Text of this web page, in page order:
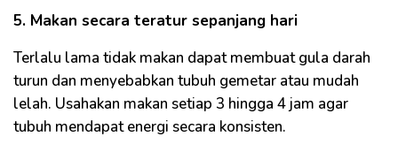
5. Makan secara teratur sepanjang hari
Terlalu lama tidak makan dapat membuat gula darah
turun dan menyebabkan tubuh gemetar atau mudah
lelah. Usahakan makan setiap 3 hingga 4 jam agar
tubuh mendapat energi secara konsisten.